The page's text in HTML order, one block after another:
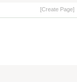
[Create Page]